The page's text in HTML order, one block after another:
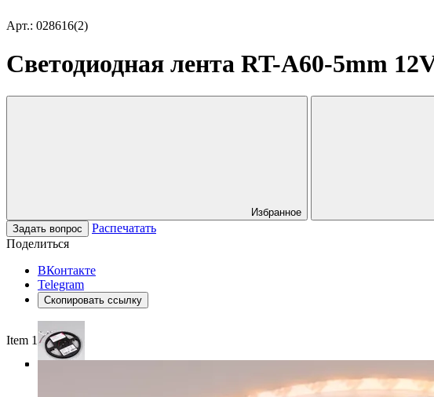
Арт.: 028616(2)
Светодиодная лента RT-A60-5mm
Избранное
Задать вопрос
Распечатать
Поделиться
ВКонтакте
Telegram
Скопировать ссылку
Item 1 of 4